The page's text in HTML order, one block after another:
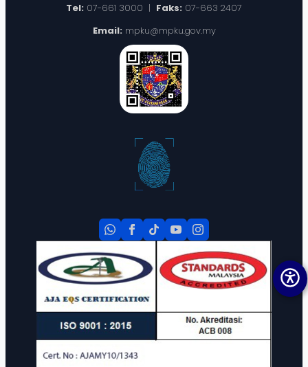
Tel: 07-661 3000 | Faks: 07-663 2407
Email: mpku@mpku.gov.my